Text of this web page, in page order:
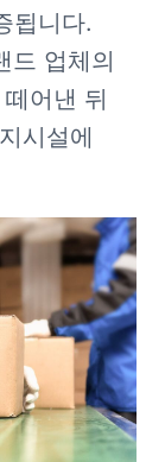
됩니다.
드 업체의
어낸 뒤
시설에